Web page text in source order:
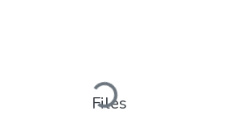
Loading...
Files